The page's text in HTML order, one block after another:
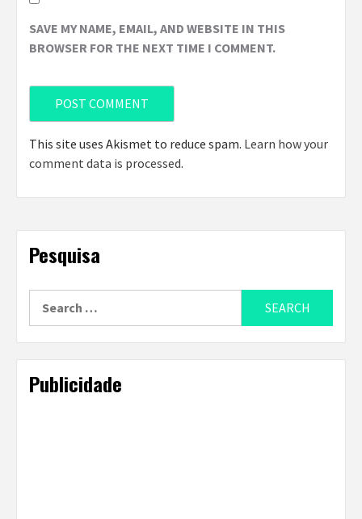
SAVE MY NAME, EMAIL, AND WEBSITE IN THIS
BROWSER FOR THE NEXT TIME I COMMENT.
This site uses Akismet to reduce spam. Learn how your
comment data is processed.
Pesquisa
for:
Publicidade